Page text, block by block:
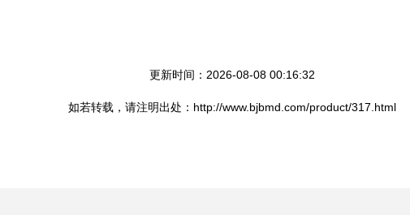
更新时间：2026-08-08 00:16:32
如若转载，请注明出处：http://www.bjbmd.com/product/317.html